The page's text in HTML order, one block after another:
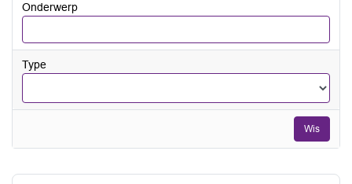
tot
met
Onderwerp
Type
Wis